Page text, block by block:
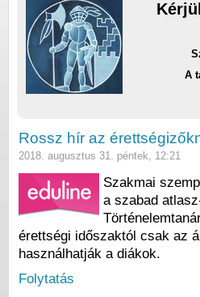
A
Rossz hír az
2018. augusztus 31. péntek, 12:21
Szakmai
a szabad
érettségi időszaktól csak az
használhatják a diákok.
Folytatás